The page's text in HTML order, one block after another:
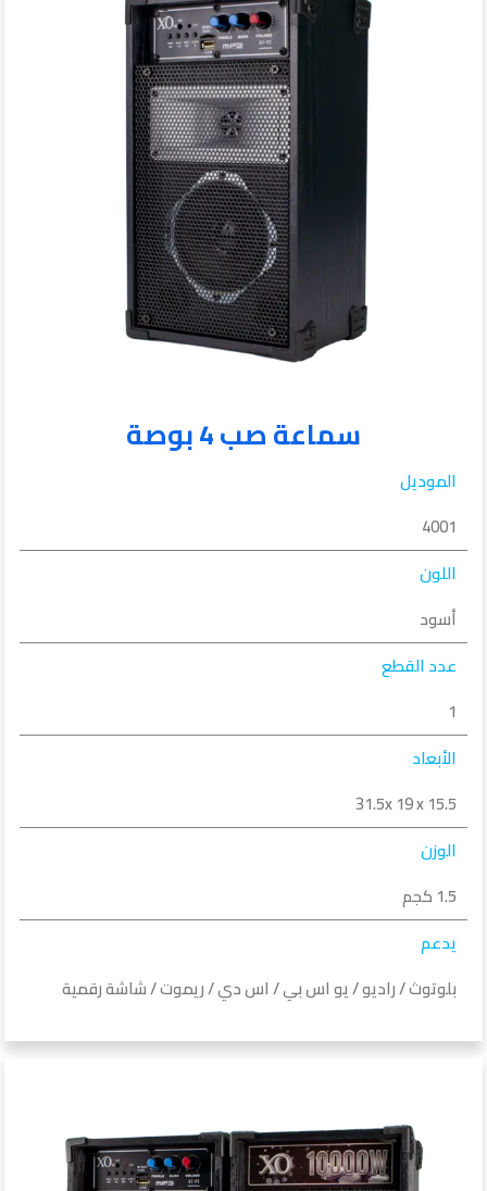
سماعة صب 4 بوصة
الموديل
4001
اللون
أسود
عدد القطع
1
الأبعاد
31.5x 19 x 15.5
الوزن
1.5 كجم
يدعم
بلوتوث / راديو / يو اس بي / اس دي / ريموت / شاشة رقمية